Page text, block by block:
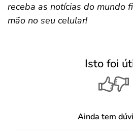
receba as notícias do mundo
mão no seu celular!
Isto foi
Ainda tem